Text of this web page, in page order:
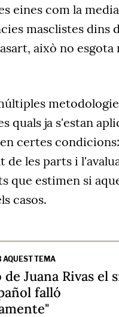
eines com la
masclistes dins
això no
quals ja s'estan
certes
de les parts i
que estimen si
casos.
AQUEST TEMA
de Juana Rivas el
falló